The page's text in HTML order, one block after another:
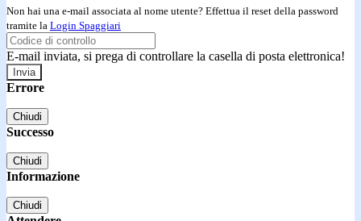
Non hai una e-mail associata al nome utente? Effettua il reset della password
tramite la Login Spaggiari
E-mail inviata, si prega di controllare la casella di posta elettronica!
Errore
Chiudi
Successo
Chiudi
Informazione
Chiudi